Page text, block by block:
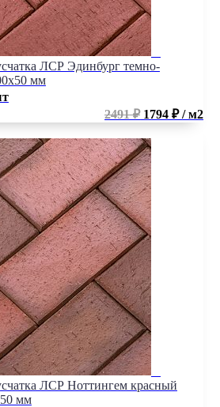
ЛСР Эдинбург темно-
мм
2491 ₽1794 ₽ / м2
ЛСР Ноттингем красный
мм